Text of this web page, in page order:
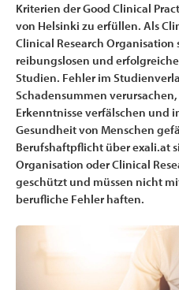
Kriterien der Good Clinical
von Helsinki zu erfüllen. Als
Clinical Research Organisation
reibungslosen und
Studien. Fehler im
Schadensummen
Erkenntnisse verfälschen und
Gesundheit von Menschen
Berufshaftpflicht über exali.at
Organisation oder Clinical
geschützt und müssen nicht
berufliche Fehler haften.